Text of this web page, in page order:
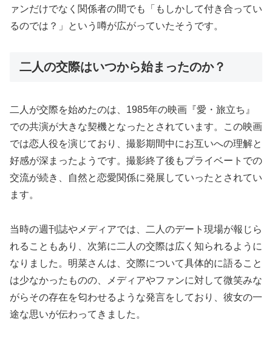
ァンだけでなく関係者の間でも「もしかして付き合ってい
るのでは？」という噂が広がっていたそうです。
二人の交際はいつから始まったのか？
二人が交際を始めたのは、1985年の映画『愛・旅立ち』
での共演が大きな契機となったとされています。この映画
では恋人役を演じており、撮影期間中にお互いへの理解と
好感が深まったようです。撮影終了後もプライベートでの
交流が続き、自然と恋愛関係に発展していったとされてい
ます。
当時の週刊誌やメディアでは、二人のデート現場が報じら
れることもあり、次第に二人の交際は広く知られるように
なりました。明菜さんは、交際について具体的に語ること
は少なかったものの、メディアやファンに対して微笑みな
がらその存在を匂わせるような発言をしており、彼女の一
途な思いが伝わってきました。